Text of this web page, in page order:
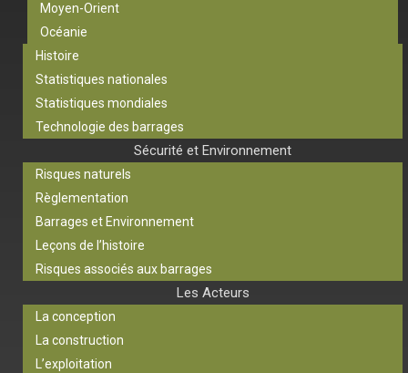
Moyen-Orient
Océanie
Histoire
Statistiques nationales
Statistiques mondiales
Technologie des barrages
Sécurité et Environnement
Risques naturels
Règlementation
Barrages et Environnement
Leçons de l’histoire
Risques associés aux barrages
Les Acteurs
La conception
La construction
L’exploitation